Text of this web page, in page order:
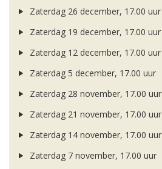
Zaterdag 26 december, 17.00 uur
Zaterdag 19 december, 17.00 uur
Zaterdag 12 december, 17.00 uur
Zaterdag 5 december, 17.00 uur
Zaterdag 28 november, 17.00 uur
Zaterdag 21 november, 17.00 uur
Zaterdag 14 november, 17.00 uur
Zaterdag 7 november, 17.00 uur